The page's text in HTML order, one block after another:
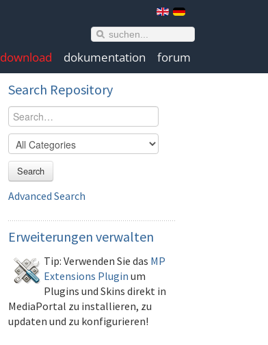
download dokumentation forum
Search Repository
Search
Advanced Search
Erweiterungen verwalten
Tip: Verwenden Sie das MP
Extensions Plugin um
Plugins und Skins direkt in
MediaPortal zu installieren, zu
updaten und zu konfigurieren!